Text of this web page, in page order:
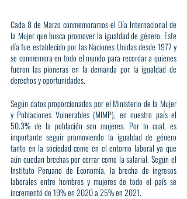
Cada 8 de Marzo conmemoramos el Día Internacional de
la Mujer que busca promover la igualdad de género. Este
día fue establecido por las Naciones Unidas desde 1977 y
se conmemora en todo el mundo para recordar a quienes
fueron las pioneras en la demanda por la igualdad de
derechos y oportunidades.
Según datos proporcionados por el Ministerio de la Mujer
y Poblaciones Vulnerables (MIMP), en nuestro país el
50.3% de la población son mujeres. Por lo cual, es
importante seguir promoviendo la igualdad de género
tanto en la sociedad como en el entorno laboral ya que
aún quedan brechas por cerrar como la salarial. Según el
Instituto Peruano de Economía, ​​la brecha de ingresos
laborales entre hombres y mujeres de todo el país se
incrementó de 19% en 2020 a 25% en 2021.